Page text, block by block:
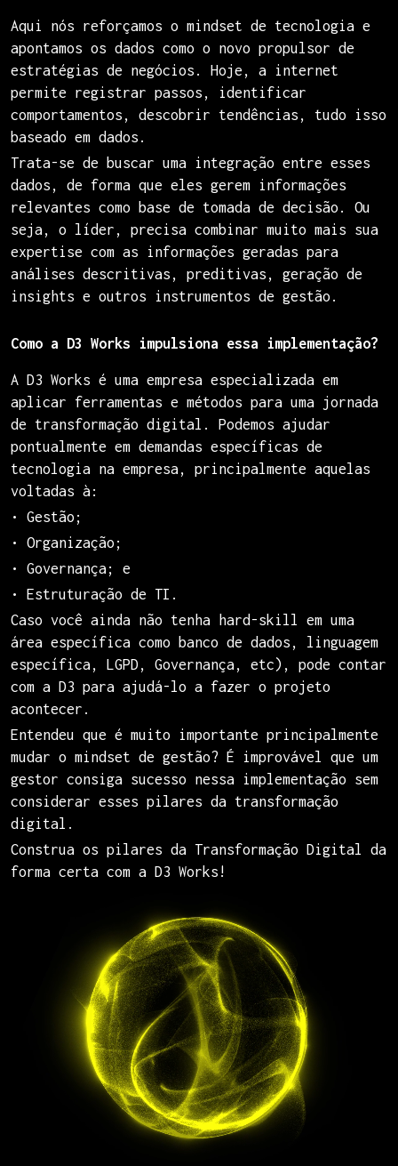
Aqui nós reforçamos o mindset de tecnologia e
apontamos os dados como o novo propulsor de
estratégias de negócios. Hoje, a internet
permite registrar passos, identificar
comportamentos, descobrir tendências, tudo isso
baseado em dados.
Trata-se de buscar uma integração entre esses
dados, de forma que eles gerem informações
relevantes como base de tomada de decisão. Ou
seja, o líder, precisa combinar muito mais sua
expertise com as informações geradas para
análises descritivas, preditivas, geração de
insights e outros instrumentos de gestão.
Como a D3 Works impulsiona essa implementação?
A D3 Works é uma empresa especializada em
aplicar ferramentas e métodos para uma jornada
de transformação digital. Podemos ajudar
pontualmente em demandas específicas de
tecnologia na empresa, principalmente aquelas
voltadas à:
• Gestão;
• Organização;
• Governança; e
• Estruturação de TI.
Caso você ainda não tenha hard-skill em uma
área específica como banco de dados, linguagem
específica, LGPD, Governança, etc), pode contar
com a D3 para ajudá-lo a fazer o projeto
acontecer.
Entendeu que é muito importante principalmente
mudar o mindset de gestão? É improvável que um
gestor consiga sucesso nessa implementação sem
considerar esses pilares da transformação
digital.
Construa os pilares da Transformação Digital da
forma certa com a D3 Works!